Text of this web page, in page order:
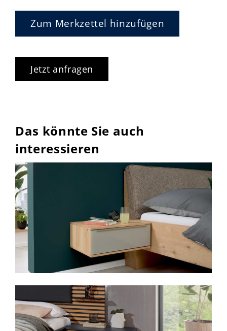
Zum Merkzettel hinzufügen
Jetzt anfragen
Das könnte Sie auch
interessieren